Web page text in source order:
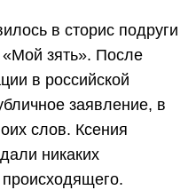
в сторис подруги
зять». После
в российской
заявление, в
слов. Ксения
никаких